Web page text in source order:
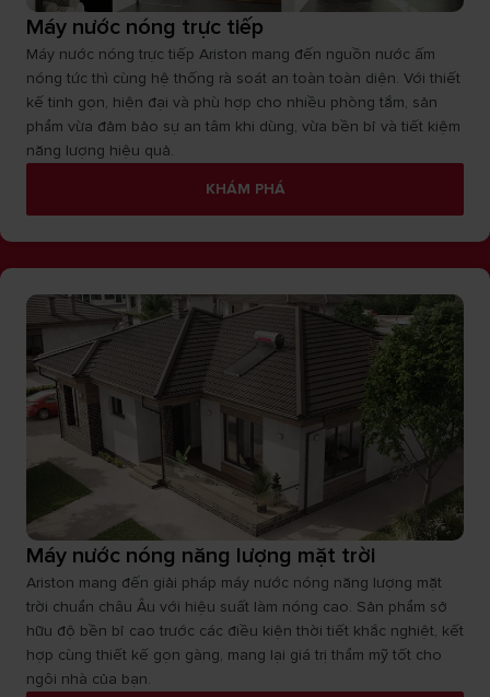
Máy nước nóng trực tiếp
Máy nước nóng trực tiếp Ariston mang đến nguồn nước ấm
nóng tức thì cùng hệ thống rà soát an toàn toàn diện. Với thiết
kế tinh gọn, hiện đại và phù hợp cho nhiều phòng tắm, sản
phẩm vừa đảm bảo sự an tâm khi dùng, vừa bền bỉ và tiết kiệm
năng lượng hiệu quả.
KHÁM PHÁ
Máy nước nóng năng lượng mặt trời
Ariston mang đến giải pháp máy nước nóng năng lượng mặt
trời chuẩn châu Âu với hiệu suất làm nóng cao. Sản phẩm sở
hữu độ bền bỉ cao trước các điều kiện thời tiết khắc nghiệt, kết
hợp cùng thiết kế gọn gàng, mang lại giá trị thẩm mỹ tốt cho
ngôi nhà của bạn.